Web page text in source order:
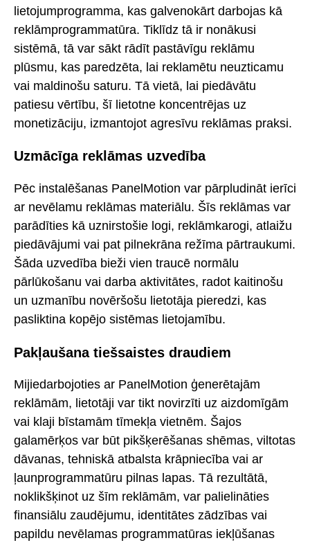
lietojumprogramma, kas galvenokārt darbojas kā
reklāmprogrammatūra. Tiklīdz tā ir nonākusi
sistēmā, tā var sākt rādīt pastāvīgu reklāmu
plūsmu, kas paredzēta, lai reklamētu neuzticamu
vai maldinošu saturu. Tā vietā, lai piedāvātu
patiesu vērtību, šī lietotne koncentrējas uz
monetizāciju, izmantojot agresīvu reklāmas praksi.
Uzmācīga reklāmas uzvedība
Pēc instalēšanas PanelMotion var pārpludināt ierīci
ar nevēlamu reklāmas materiālu. Šīs reklāmas var
parādīties kā uznirstošie logi, reklāmkarogi, atlaižu
piedāvājumi vai pat pilnekrāna režīma pārtraukumi.
Šāda uzvedība bieži vien traucē normālu
pārlūkošanu vai darba aktivitātes, radot kaitinošu
un uzmanību novēršošu lietotāja pieredzi, kas
pasliktina kopējo sistēmas lietojamību.
Pakļaušana tiešsaistes draudiem
Mijiedarbojoties ar PanelMotion ģenerētajām
reklāmām, lietotāji var tikt novirzīti uz aizdomīgām
vai klaji bīstamām tīmekļa vietnēm. Šajos
galamērķos var būt pikšķerēšanas shēmas, viltotas
dāvanas, tehniskā atbalsta krāpniecība vai ar
ļaunprogrammatūru pilnas lapas. Tā rezultātā,
noklikšķinot uz šīm reklāmām, var palielināties
finansiālu zaudējumu, identitātes zādzības vai
papildu nevēlamas programmatūras iekļūšanas